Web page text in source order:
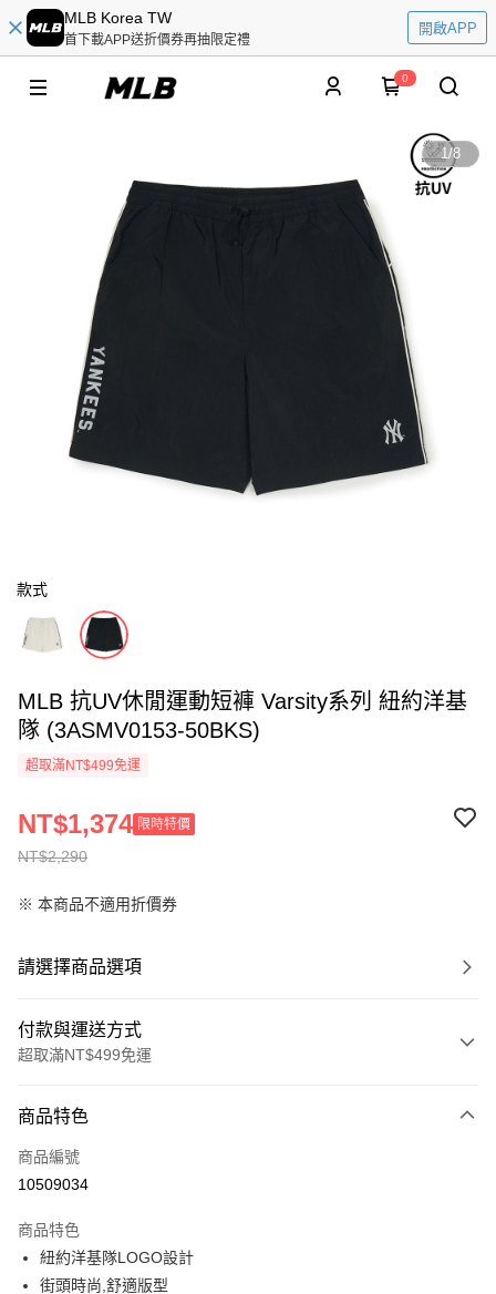
MLB Korea TW
首下載APP送折價券再抽限定禮
開啟APP
0
1/8
款式
MLB 抗UV休閒運動短褲 Varsity系列 紐約洋基
隊 (3ASMV0153-50BKS)
超取滿NT$499免運
NT$2,290
NT$1,374 限時特價
※ 本商品不適用折價券
請選擇商品選項
付款與運送方式
超取滿NT$499免運
信用卡一次付款
超商取貨付款
Apple Pay
商品特色
商品編號
10509034
商品特色
紐約洋基隊LOGO設計
街頭時尚,舒適版型